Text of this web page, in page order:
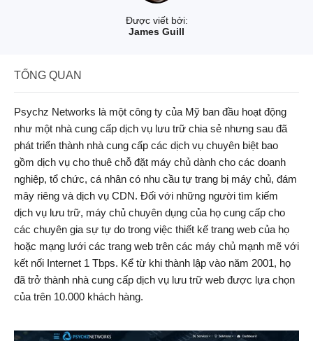
Được viết bởi:
James Guill
TỔNG QUAN
Psychz Networks là một công ty của Mỹ ban đầu hoạt động
như một nhà cung cấp dịch vụ lưu trữ chia sẻ nhưng sau đã
phát triển thành nhà cung cấp các dịch vụ chuyên biệt bao
gồm dịch vụ cho thuê chỗ đặt máy chủ dành cho các doanh
nghiệp, tổ chức, cá nhân có nhu cầu tự trang bị máy chủ, đám
mây riêng và dịch vụ CDN. Đối với những người tìm kiếm
dịch vụ lưu trữ, máy chủ chuyên dụng của họ cung cấp cho
các chuyên gia sự tự do trong việc thiết kế trang web của họ
hoặc mạng lưới các trang web trên các máy chủ mạnh mẽ với
kết nối Internet 1 Tbps. Kể từ khi thành lập vào năm 2001, họ
đã trở thành nhà cung cấp dịch vụ lưu trữ web được lựa chọn
của trên 10.000 khách hàng.